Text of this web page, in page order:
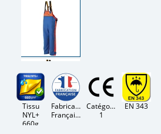
Tissu
NYL+
660g
Fabrication
Française
Catégorie
1
EN 343